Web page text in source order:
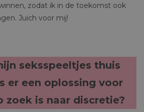
zodat ik in de toekomst ook
Juich voor mij!
seksspeeltjes thuis
er een oplossing voor
zoek is naar discretie?